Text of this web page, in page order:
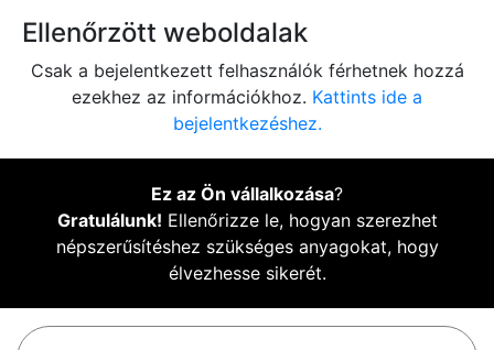
Ellenőrzött weboldalak
Csak a bejelentkezett felhasználók férhetnek hozzá
ezekhez az információkhoz. Kattints ide a
bejelentkezéshez.
Ez az Ön vállalkozása?
Gratulálunk! Ellenőrizze le, hogyan szerezhet
népszerűsítéshez szükséges anyagokat, hogy
élvezhesse sikerét.